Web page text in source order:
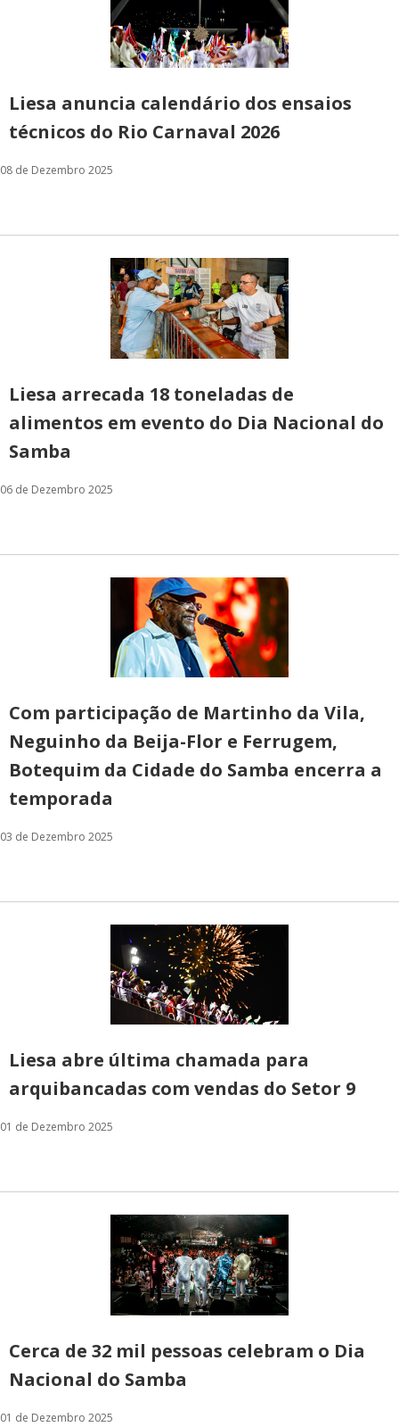
Liesa anuncia calendário dos ensaios
técnicos do Rio Carnaval 2026
08 de Dezembro 2025
Liesa arrecada 18 toneladas de
alimentos em evento do Dia Nacional do
Samba
06 de Dezembro 2025
Com participação de Martinho da Vila,
Neguinho da Beija-Flor e Ferrugem,
Botequim da Cidade do Samba encerra a
temporada
03 de Dezembro 2025
Liesa abre última chamada para
arquibancadas com vendas do Setor 9
01 de Dezembro 2025
Cerca de 32 mil pessoas celebram o Dia
Nacional do Samba
01 de Dezembro 2025